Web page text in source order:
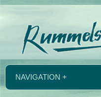
NAVIGATION +